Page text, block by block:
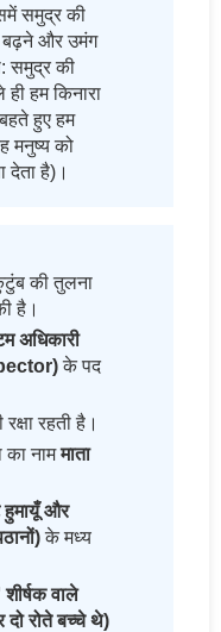
समुद्र की
बढ़ने और उमंग
समुद्र की
हम किनारा
हुए हम
मनुष्य को
देता है)।
की तुलना
है।
अधिकारी
के पद
रहती है।
का नाममाता
हुमायूँ और
के मध्य
वाले
दो रोते बच्चे थे)